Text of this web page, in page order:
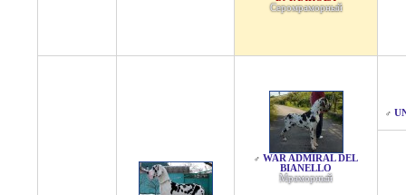
Серомраморный
♂ WAR ADMIRAL DEL
BIANELLO
Мраморный
♂